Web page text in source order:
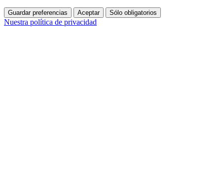
Guardar preferencias Aceptar Sólo obligatorios
Nuestra política de privacidad